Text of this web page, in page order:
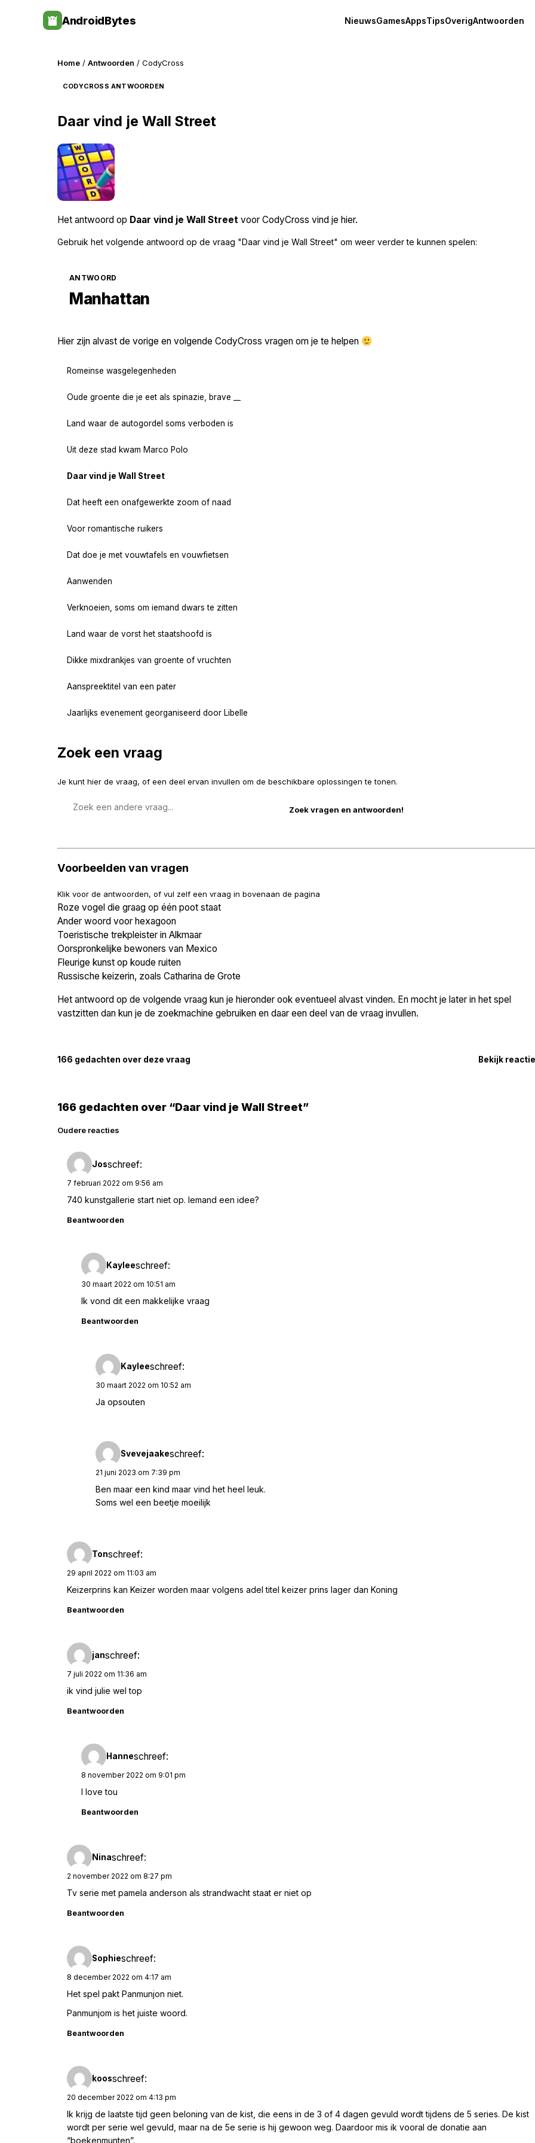
AndroidBytes NieuwsGamesAppsTipsOverigAntwoorden
Home / Antwoorden / CodyCross
CODYCROSS ANTWOORDEN
Daar vind je Wall Street
Het antwoord op Daar vind je Wall Street voor CodyCross vind je hier.
Gebruik het volgende antwoord op de vraag "Daar vind je Wall Street" om weer verder te kunnen spelen:
ANTWOORD
Manhattan
Hier zijn alvast de vorige en volgende CodyCross vragen om je te helpen
Romeinse wasgelegenheden
Oude groente die je eet als spinazie, brave __
Land waar de autogordel soms verboden is
Uit deze stad kwam Marco Polo
Daar vind je Wall Street
Dat heeft een onafgewerkte zoom of naad
Voor romantische ruikers
Dat doe je met vouwtafels en vouwfietsen
Aanwenden
Verknoeien, soms om iemand dwars te zitten
Land waar de vorst het staatshoofd is
Dikke mixdrankjes van groente of vruchten
Aanspreektitel van een pater
Jaarlijks evenement georganiseerd door Libelle
Zoek een vraag
Je kunt hier de vraag, of een deel ervan invullen om de beschikbare oplossingen te tonen.
Voorbeelden van vragen
Klik voor de antwoorden, of vul zelf een vraag in bovenaan de pagina
Roze vogel die graag op één poot staat
Ander woord voor hexagoon
Toeristische trekpleister in Alkmaar
Oorspronkelijke bewoners van Mexico
Fleurige kunst op koude ruiten
Russische keizerin, zoals Catharina de Grote
Het antwoord op de volgende vraag kun je hieronder ook eventueel alvast vinden. En mocht je later in het spel
vastzitten dan kun je de zoekmachine gebruiken en daar een deel van de vraag invullen.
166 gedachten over deze vraag Bekijk
166 gedachten over “Daar vind je Wall Street”
Reacties
navigatie
Oudere reacties
Josschreef:
7 februari 2022 om 9:56 am
740 kunstgallerie start niet op. Iemand een idee?
Beantwoorden
Kayleeschreef:
30 maart 2022 om 10:51 am
Ik vond dit een makkelijke vraag
Beantwoorden
Kayleeschreef:
30 maart 2022 om 10:52 am
Ja opsouten
Svevejaakeschreef:
21 juni 2023 om 7:39 pm
Ben maar een kind maar vind het heel leuk.
Soms wel een beetje moeilijk
Tonschreef:
29 april 2022 om 11:03 am
Keizerprins kan Keizer worden maar volgens adel titel keizer prins lager dan Koning
Beantwoorden
janschreef:
7 juli 2022 om 11:36 am
ik vind julie wel top
Beantwoorden
Hanneschreef:
8 november 2022 om 9:01 pm
I love tou
Beantwoorden
Ninaschreef:
2 november 2022 om 8:27 pm
Tv serie met pamela anderson als strandwacht staat er niet op
Beantwoorden
Sophieschreef:
8 december 2022 om 4:17 am
Het spel pakt Panmunjon niet.
Panmunjom is het juiste woord.
Beantwoorden
koosschreef:
20 december 2022 om 4:13 pm
Ik krijg de laatste tijd geen beloning van de kist, die eens in de 3 of 4 dagen gevuld wordt tijdens de 5 series. De kist
wordt per serie wel gevuld, maar na de 5e serie is hij gewoon weg. Daardoor mis ik vooral de donatie aan
“boekenmunten”.